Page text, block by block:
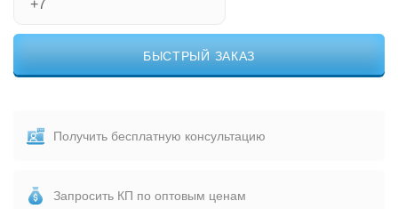
БЫСТРЫЙ ЗАКАЗ
Получить бесплатную консультацию
Запросить КП по оптовым ценам